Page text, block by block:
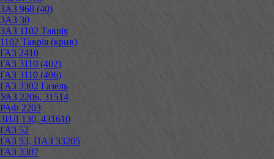
ЗАЗ 968 (40)
ЗАЗ 30
ЗАЗ 1102 Таврія
1102 Таврія (крив)
ГАЗ 2410
ГАЗ 3110 (402)
ГАЗ 3110 (406)
ГАЗ 3302 Газель
УАЗ 2206, 31514
РАФ 2203
ЗИЛ 130, 431610
ГАЗ 52
ГАЗ 53, ПАЗ 33205
ГАЗ 3307